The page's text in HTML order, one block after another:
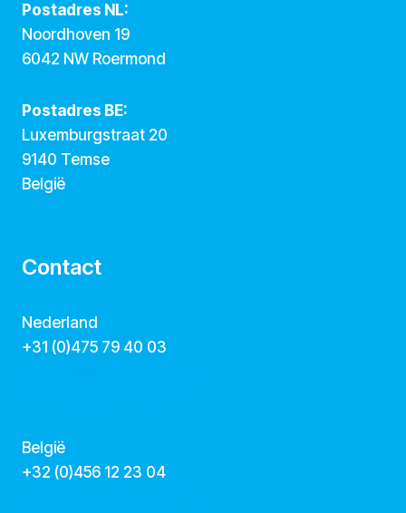
Postadres NL:
Noordhoven 19
6042 NW Roermond
Postadres BE:
Luxemburgstraat 20
9140 Temse
België
Contact
Nederland
+31 (0)475 79 40 03
België
‭+32 (0)456 12 23 04‬